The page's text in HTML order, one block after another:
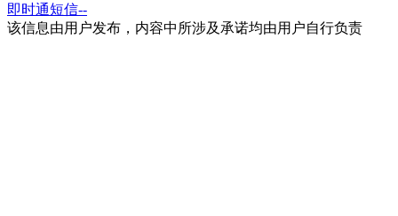
即时通短信--
该信息由用户发布，内容中所涉及承诺均由用户自行负责